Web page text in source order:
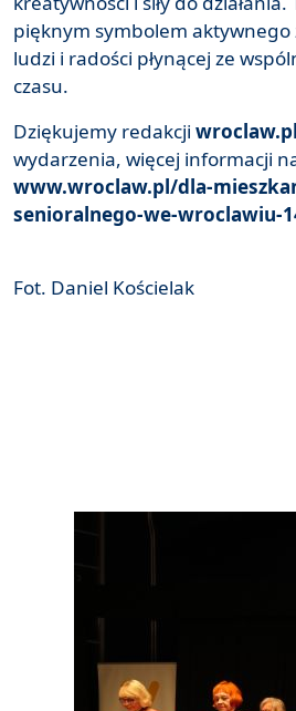
pięknym symbolem aktywnego
ludzi i radości płynącej ze
czasu.
Dziękujemy redakcji wroclaw.pl
wydarzenia, więcej informacji
www.wroclaw.pl/dla-
senioralnego-we-wroclawiu-
Fot. Daniel Kościelak